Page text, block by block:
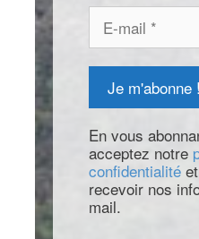
En vous
acceptez notre
confidentialité
recevoir nos
mail.